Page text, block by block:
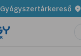
Gyógyszertárkereső